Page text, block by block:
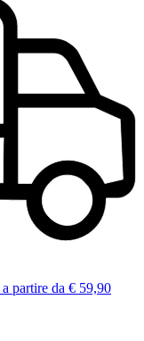
a partire da € 59,90